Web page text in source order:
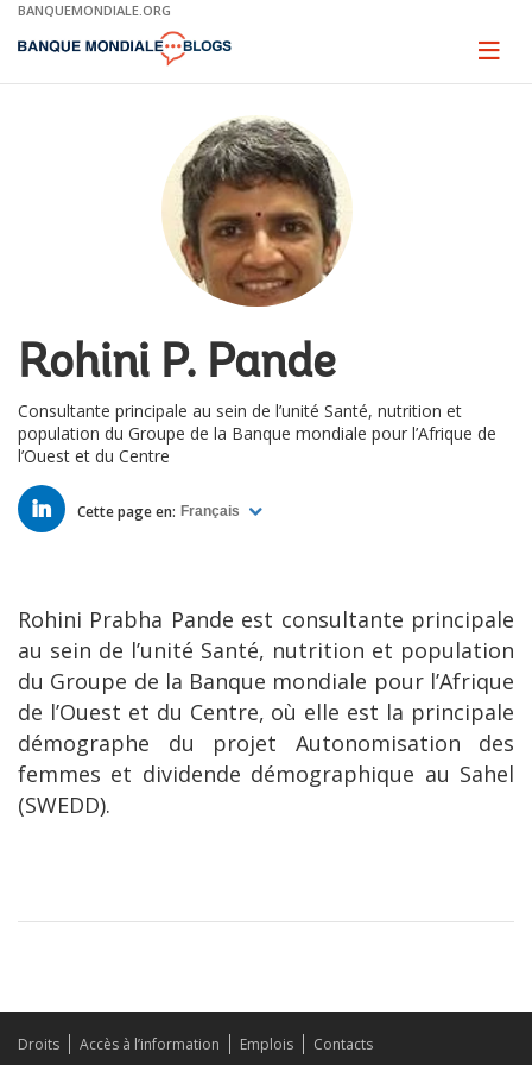
Skip
Main
BANQUEMONDIALE.ORG
Page
Rohini P. Pande
Consultante principale au sein de l’unité Santé, nutrition et
population du Groupe de la Banque mondiale pour l’Afrique de
l’Ouest et du Centre
LINKED
IN Cette page en: Français
Rohini Prabha Pande est consultante principale
au sein de l’unité Santé, nutrition et population
du Groupe de la Banque mondiale pour l’Afrique
de l’Ouest et du Centre, où elle est la principale
démographe du projet Autonomisation des
femmes et dividende démographique au Sahel
(SWEDD).
Droits Accès à l’information Emplois Contacts